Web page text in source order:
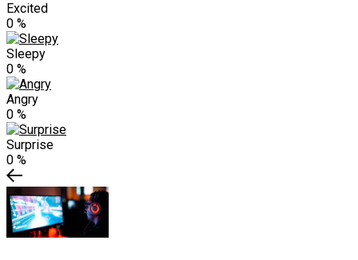
Excited
0 %
Sleepy
0 %
Angry
0 %
Surprise
0 %